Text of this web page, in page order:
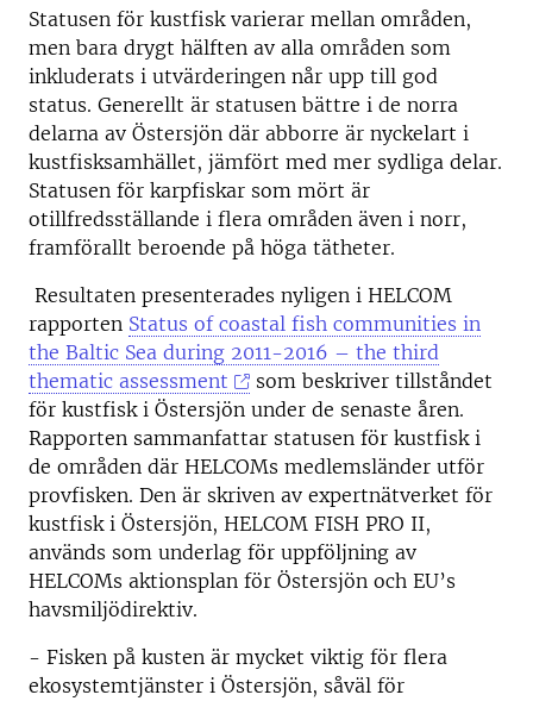
Statusen för kustfisk varierar mellan områden,
men bara drygt hälften av alla områden som
inkluderats i utvärderingen når upp till god
status. Generellt är statusen bättre i de norra
delarna av Östersjön där abborre är nyckelart i
kustfisksamhället, jämfört med mer sydliga delar.
Statusen för karpfiskar som mört är
otillfredsställande i flera områden även i norr,
framförallt beroende på höga tätheter.
Resultaten presenterades nyligen i HELCOM
rapporten Status of coastal fish communities in
the Baltic Sea during 2011-2016 – the third
thematic assessment
som beskriver tillståndet
för kustfisk i Östersjön under de senaste åren.
Rapporten sammanfattar statusen för kustfisk i
de områden där HELCOMs medlemsländer utför
provfisken. Den är skriven av expertnätverket för
kustfisk i Östersjön, HELCOM FISH PRO II,
används som underlag för uppföljning av
HELCOMs aktionsplan för Östersjön och EU’s
havsmiljödirektiv.
- Fisken på kusten är mycket viktig för flera
ekosystemtjänster i Östersjön, såväl för